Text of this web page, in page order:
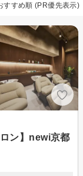
すすめ順 (PR優先表示)
ン】newi京都